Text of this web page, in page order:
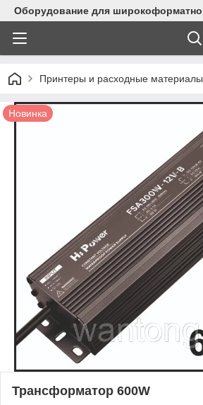
Оборудование для
Принтеры и расходные
Новинка
Трансформатор 600W